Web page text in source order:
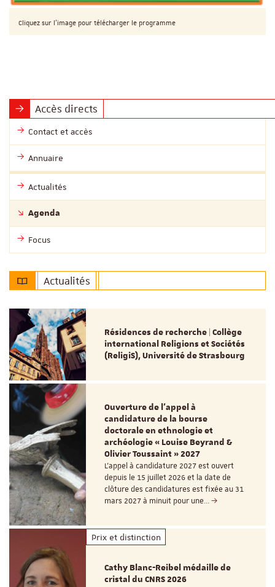
Cliquez sur l'image pour télécharger le programme
Accès directs
Contact et accès
Annuaire
Actualités
Agenda
Focus
Actualités
Résidences de recherche | Collège
international Religions et Sociétés
(ReligiS), Université de Strasbourg
Ouverture de l'appel à
candidature de la bourse
doctorale en ethnologie et
archéologie « Louise Beyrand &
Olivier Toussaint » 2027
L’appel à candidature 2027 est ouvert
depuis le 15 juillet 2026 et la date de
clôture des candidatures est fixée au 31
mars 2027 à minuit pour une…
Prix et distinction
Cathy Blanc-Reibel médaille de
cristal du CNRS 2026